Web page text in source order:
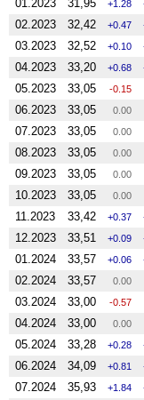
01.2023
31,95 1.28
02.2023 32,42 0.47
03.2023 32,52 0.10
04.2023 33,20 0.68
05.2023 33,05 -0.15
06.2023 33,05 0.00
07.2023 33,05 0.00
08.2023 33,05 0.00
09.2023 33,05 0.00
10.2023 33,05 0.00
11.2023 33,42 0.37
12.2023 33,51 0.09
01.2024 33,57 0.06
02.2024 33,57 0.00
03.2024 33,00 -0.57
04.2024 33,00 0.00
05.2024 33,28 0.28
06.2024 34,09 0.81
07.2024 35,93 1.84